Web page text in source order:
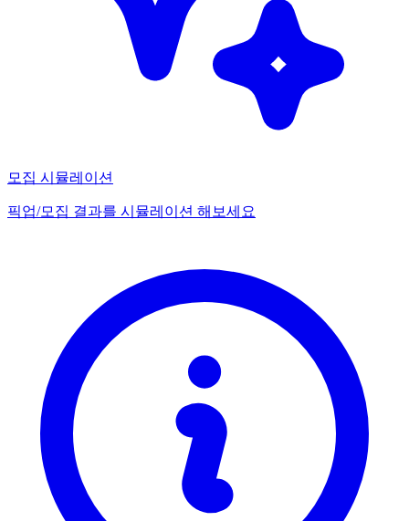
모집 시뮬레이션
픽업/모집 결과를 시뮬레이션 해보세요